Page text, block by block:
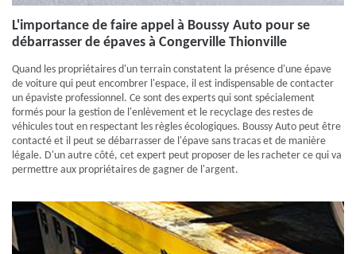
L'importance de faire appel à Boussy Auto pour se
débarrasser de épaves à Congerville Thionville
Quand les propriétaires d'un terrain constatent la présence d'une épave
de voiture qui peut encombrer l'espace, il est indispensable de contacter
un épaviste professionnel. Ce sont des experts qui sont spécialement
formés pour la gestion de l'enlèvement et le recyclage des restes de
véhicules tout en respectant les règles écologiques. Boussy Auto peut être
contacté et il peut se débarrasser de l'épave sans tracas et de manière
légale. D'un autre côté, cet expert peut proposer de les racheter ce qui va
permettre aux propriétaires de gagner de l'argent.